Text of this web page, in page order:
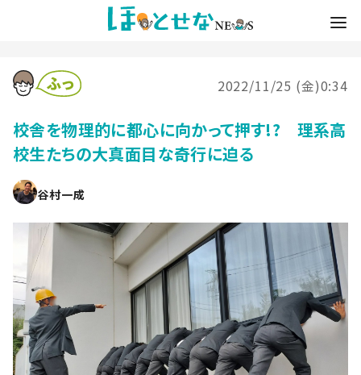
2022/11/25 (金)0:34
校舎を物理的に都心に向かって押す!? 理系高
校生たちの大真面目な奇行に迫る
谷村一成